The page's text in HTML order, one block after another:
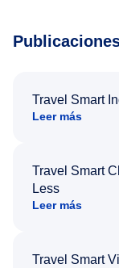
Travel Smart
Leer más
Travel Smart
Less
Leer más
Travel Smart